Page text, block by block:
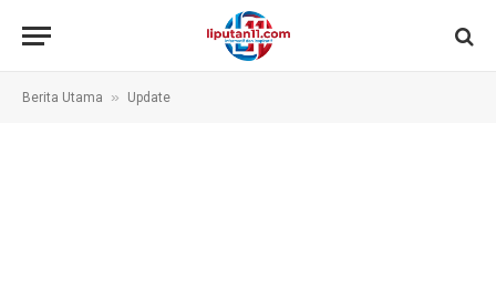
Berita Utama » Update